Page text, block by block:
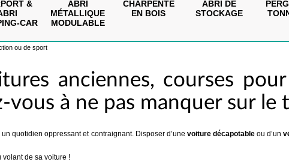
&
CAR
ABRI
MÉTALLIQUE
MODULABLE
CHARPENTE
EN BOIS
ABRI DE
STOCKAGE
ou de sport
anciennes, courses
à ne pas manquer sur le
quotidien oppressant et contraignant. Disposer d’une voiture décapotableou d’un
volant de sa voiture !